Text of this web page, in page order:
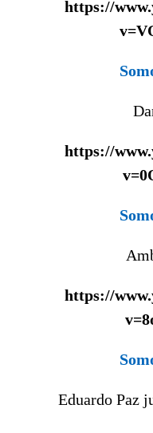
https://
https://
https://
Eduardo Paz